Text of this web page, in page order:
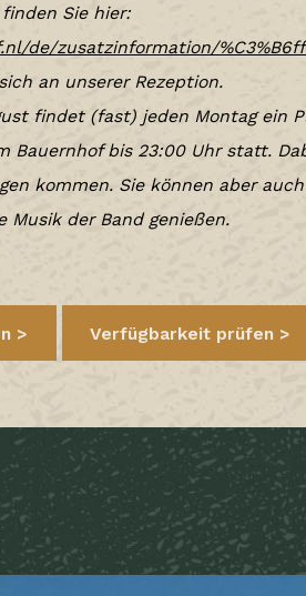
Sie hier:
de/zusatzinformation/
an unserer Rezeption.
findet (fast) jeden Montag ein
Bauernhof bis 23:00 Uhr statt.
kommen. Sie können aber
Musik der Band genießen.
Verfügbarkeit prüfen